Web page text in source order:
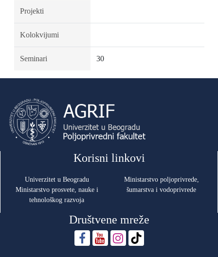
Projekti
Kolokvijumi
Seminari 30
Korisni linkovi
Univerzitet u Beogradu
Ministarstvo prosvete, nauke i
tehnološkog razvoja
Ministarstvo poljoprivrede,
šumarstva i vodoprivrede
Društvene mreže